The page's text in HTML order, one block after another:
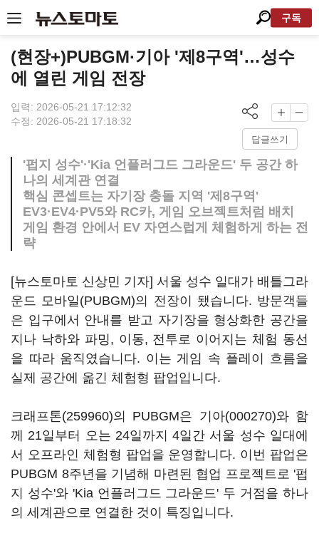
구독
(현장+)PUBGM·기아 '제8구역'…성수
에 열린 게임 전장
입력: 2026-05-21 17:12:32
수정: 2026-05-21 17:18:32
답글쓰기
'펍지 성수'·'Kia 언플러그드 그라운드' 두 공간 하
나의 세계관 연결
핵심 콘셉트는 자기장 충돌 지역 '제8구역'
EV3·EV4·PV5와 RC카, 게임 오브젝트처럼 배치
게임 환경 안에서 EV 자연스럽게 체험하게 하는 전
략
[뉴스토마토 신상민 기자] 서울 성수 일대가 배틀그라
운드 모바일(PUBGM)의 전장이 됐습니다. 방문객들
은 입구에서 안내를 받고 자기장을 형상화한 공간을
지나 낙하와 파밍, 이동, 전투로 이어지는 체험 동선
을 따라 움직였습니다. 이는 게임 속 플레이 흐름을
실제 공간에 옮긴 체험형 팝업입니다.
크래프톤(259960)의 PUBGM은 기아(000270)와 함
께 21일부터 오는 24일까지 4일간 서울 성수 일대에
서 오프라인 체험형 팝업을 운영합니다. 이번 팝업은
PUBGM 8주년을 기념해 마련된 협업 프로젝트로 '펍
지 성수'와 'Kia 언플러그드 그라운드' 두 거점을 하나
의 세계관으로 연결한 것이 특징입니다.